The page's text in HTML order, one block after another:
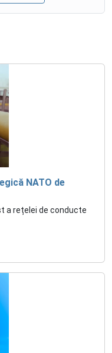
NATO de
a rețelei de conducte